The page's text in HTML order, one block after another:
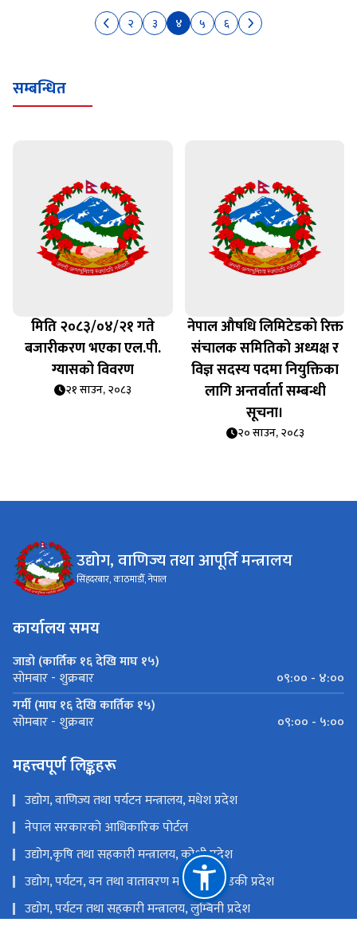
२ ३ ४ ५ ६
सम्बन्धित
मिति २०८३/०४/२१ गते
बजारीकरण भएका एल.पी.
ग्यासको विवरण
२१ साउन, २०८३
नेपाल औषधि लिमिटेडको रिक्त
संचालक समितिको अध्यक्ष र
विज्ञ सदस्य पदमा नियुक्तिका
लागि अन्तर्वार्ता सम्बन्धी
सूचना।
२० साउन, २०८३
उद्योग, वाणिज्य तथा आपूर्ति मन्त्रालय
कार्यालय समय
जाडो (कार्तिक १६ देखि माघ १५)
सोमबार - शुक्रबार
०९:०० - ४:००
गर्मी (माघ १६ देखि कार्तिक १५)
सोमबार - शुक्रबार ०९:०० - ५:००
महत्त्वपूर्ण लिङ्कहरू
उद्योग, वाणिज्य तथा पर्यटन मन्त्रालय, मधेश प्रदेश
नेपाल सरकारको आधिकारिक पोर्टल
उद्योग,कृषि तथा सहकारी मन्त्रालय, कोशी प्रदेश
उद्योग, पर्यटन, वन तथा वातावरण मन्त्रालय, गण्डकी प्रदेश
उद्योग, पर्यटन तथा सहकारी मन्त्रालय, लुम्बिनी प्रदेश